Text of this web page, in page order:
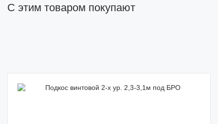
С этим товаром покупают